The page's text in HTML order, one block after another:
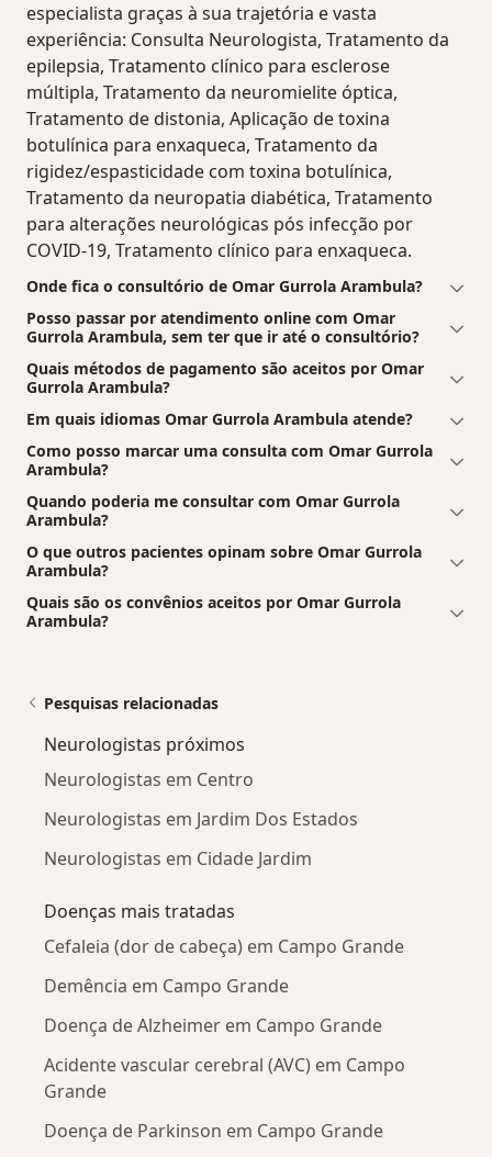
especialista graças à sua trajetória e vasta
experiência: Consulta Neurologista, Tratamento da
epilepsia, Tratamento clínico para esclerose
múltipla, Tratamento da neuromielite óptica,
Tratamento de distonia, Aplicação de toxina
botulínica para enxaqueca, Tratamento da
rigidez/espasticidade com toxina botulínica,
Tratamento da neuropatia diabética, Tratamento
para alterações neurológicas pós infecção por
COVID-19, Tratamento clínico para enxaqueca.
Onde fica o consultório de Omar Gurrola Arambula?
Posso passar por atendimento online com Omar
Gurrola Arambula, sem ter que ir até o consultório?
Quais métodos de pagamento são aceitos por Omar
Gurrola Arambula?
Em quais idiomas Omar Gurrola Arambula atende?
Como posso marcar uma consulta com Omar Gurrola
Arambula?
Quando poderia me consultar com Omar Gurrola
Arambula?
O que outros pacientes opinam sobre Omar Gurrola
Arambula?
Quais são os convênios aceitos por Omar Gurrola
Arambula?
Pesquisas relacionadas
Neurologistas próximos
Neurologistas em Centro
Neurologistas em Jardim Dos Estados
Neurologistas em Cidade Jardim
Doenças mais tratadas
Cefaleia (dor de cabeça) em Campo Grande
Demência em Campo Grande
Doença de Alzheimer em Campo Grande
Acidente vascular cerebral (AVC) em Campo
Grande
Doença de Parkinson em Campo Grande